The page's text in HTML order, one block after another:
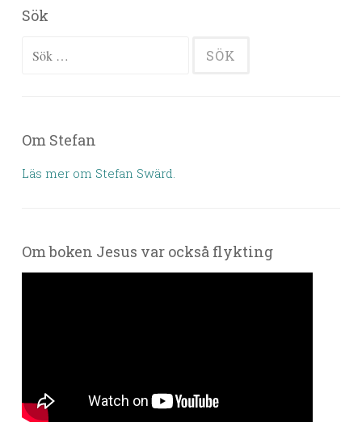
Sök
Sök efter:
Om Stefan
Läs mer om Stefan Swärd.
Om boken Jesus var också flykting